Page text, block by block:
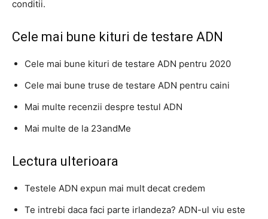
conditii.
Cele mai bune kituri de testare ADN
Cele mai bune kituri de testare ADN pentru 2020
Cele mai bune truse de testare ADN pentru caini
Mai multe recenzii despre testul ADN
Mai multe de la 23andMe
Lectura ulterioara
Testele ADN expun mai mult decat credem
Te intrebi daca faci parte irlandeza? ADN-ul viu este